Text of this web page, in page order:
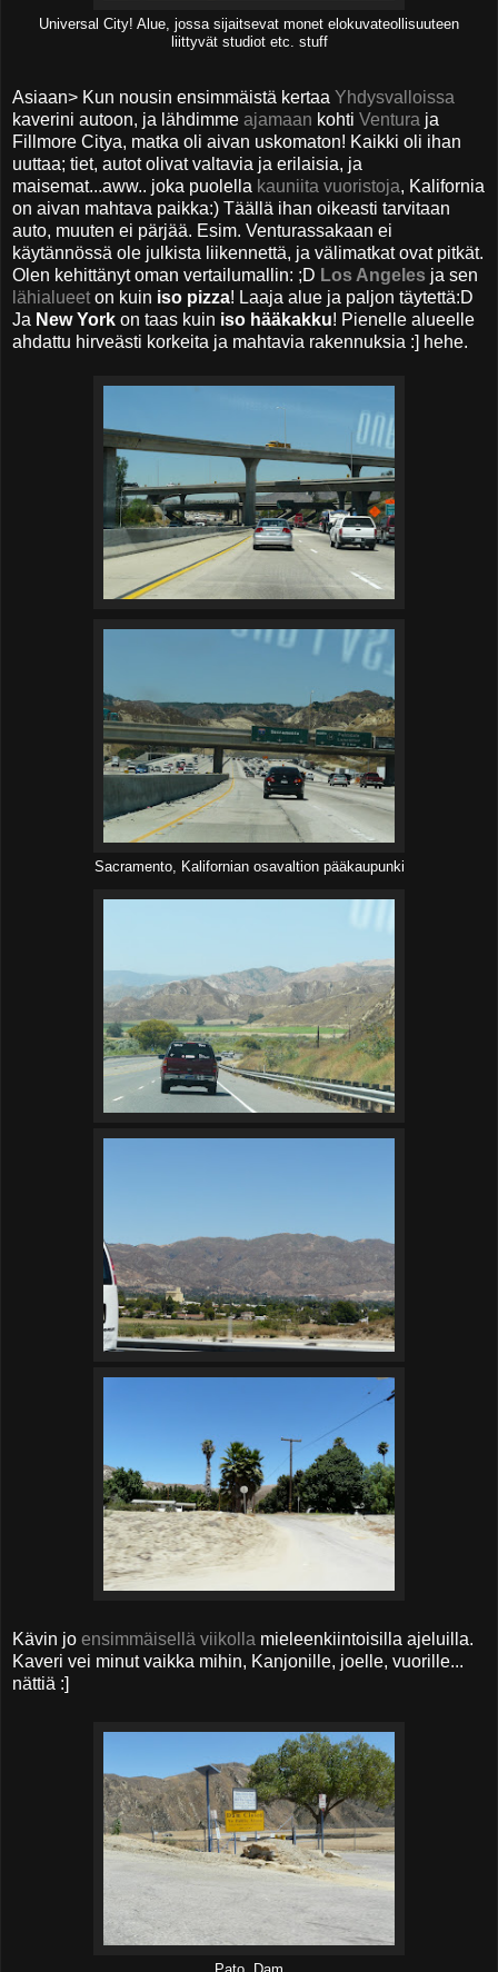
Universal City! Alue, jossa sijaitsevat monet elokuvateollisuuteen
liittyvät studiot etc. stuff
Asiaan> Kun nousin ensimmäistä kertaa Yhdysvalloissa
kaverini autoon, ja lähdimme ajamaan kohti Ventura ja
Fillmore Citya, matka oli aivan uskomaton! Kaikki oli ihan
uuttaa; tiet, autot olivat valtavia ja erilaisia, ja
maisemat...aww.. joka puolella kauniita vuoristoja, Kalifornia
on aivan mahtava paikka:) Täällä ihan oikeasti tarvitaan
auto, muuten ei pärjää. Esim. Venturassakaan ei
käytännössä ole julkista liikennettä, ja välimatkat ovat pitkät.
Olen kehittänyt oman vertailumallin: ;D Los Angeles ja sen
lähialueet on kuin iso pizza! Laaja alue ja paljon täytettä:D
Ja New York on taas kuin iso hääkakku! Pienelle alueelle
ahdattu hirveästi korkeita ja mahtavia rakennuksia :] hehe.
Sacramento, Kalifornian osavaltion pääkaupunki
Kävin jo ensimmäisellä viikolla mieleenkiintoisilla ajeluilla.
Kaveri vei minut vaikka mihin, Kanjonille, joelle, vuorille...
nättiä :]